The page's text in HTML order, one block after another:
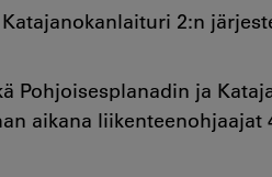
2:n
Pohjoisesplanadin ja
aikana liikenteenohjaajat